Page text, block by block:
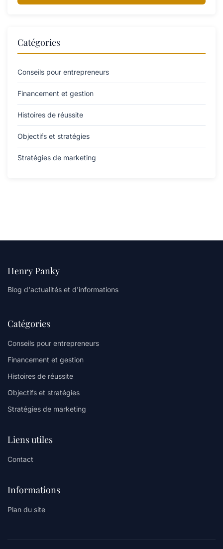
Catégories
Conseils pour entrepreneurs
Financement et gestion
Histoires de réussite
Objectifs et stratégies
Stratégies de marketing
Henry Panky
Blog d'actualités et d'informations
Catégories
Conseils pour entrepreneurs
Financement et gestion
Histoires de réussite
Objectifs et stratégies
Stratégies de marketing
Liens utiles
Contact
Informations
Plan du site